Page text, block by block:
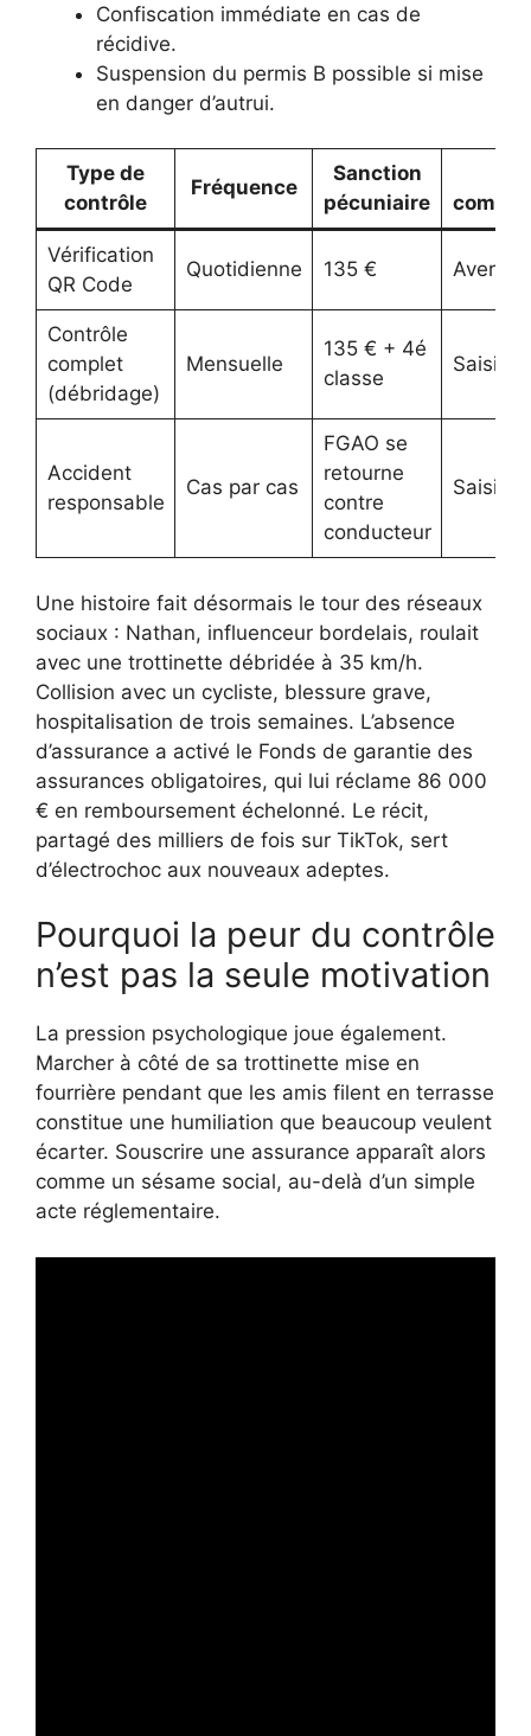
Confiscation immédiate en cas de
récidive.
Suspension du permis B possible si mise
en danger d’autrui.
Type de
contrôle
Fréquence
Sanction
pécuniaire
Vérification
QR Code
Quotidienne 135 €
Contrôle
complet
(débridage)
Mensuelle
135 € + 4é
classe
Saisie
Accident
responsable
Cas par cas
FGAO se
retourne
contre
conducteur
Saisie
Une histoire fait désormais le tour des réseaux
sociaux : Nathan, influenceur bordelais, roulait
avec une trottinette débridée à 35 km/h.
Collision avec un cycliste, blessure grave,
hospitalisation de trois semaines. L’absence
d’assurance a activé le Fonds de garantie des
assurances obligatoires, qui lui réclame 86 000
€ en remboursement échelonné. Le récit,
partagé des milliers de fois sur TikTok, sert
d’électrochoc aux nouveaux adeptes.
Pourquoi la peur du contrôle
n’est pas la seule motivation
La pression psychologique joue également.
Marcher à côté de sa trottinette mise en
fourrière pendant que les amis filent en terrasse
constitue une humiliation que beaucoup veulent
écarter. Souscrire une assurance apparaît alors
comme un sésame social, au-delà d’un simple
acte réglementaire.